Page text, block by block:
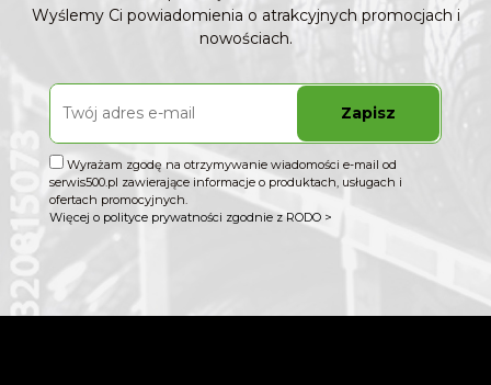
Wyślemy Ci powiadomienia o atrakcyjnych promocjach i
nowościach.
Zapisz
Wyrażam zgodę na otrzymywanie wiadomości e-mail od
serwis500.pl zawierające informacje o produktach, usługach i
ofertach promocyjnych.
Więcej o polityce prywatności zgodnie z RODO >